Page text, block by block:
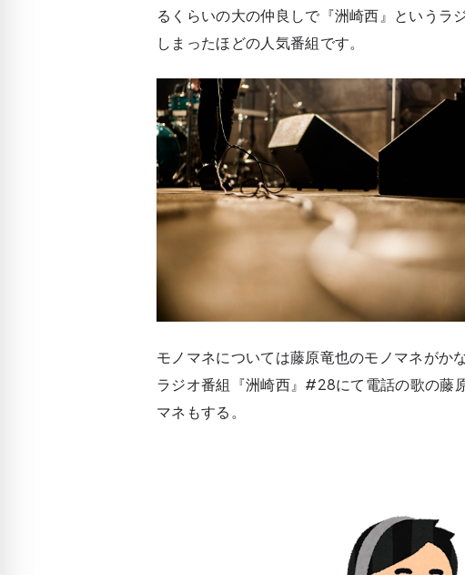
るくらいの大の仲良しで『洲崎西』というラ
しまったほどの人気番組です。
モノマネについては藤原竜也のモノマネが
ラジオ番組『洲崎西』#28にて電話の歌の藤
マネもする。